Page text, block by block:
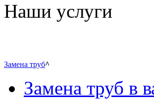
Наши услуги
Замена труб^
Замена труб в